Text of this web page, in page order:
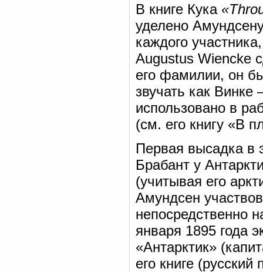
В книге Кука
уделено
каждого
Augustus Wiencke
его фамилии, он
звучать как
использовано в
(см. его книгу «В
Первая высадка в
Брабант у
(учитывая его
Амундсен
непосредственно
января 1895 года
«Антарктик»
его книге (русский